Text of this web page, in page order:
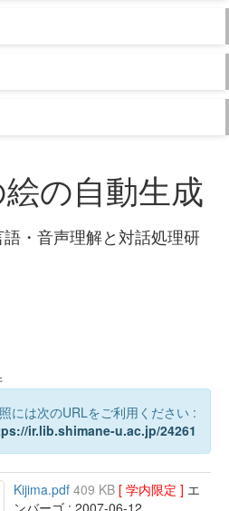
の自動生成
・音声理解と対話処理研
には次のURLをご利用ください :
ir.lib.shimane-u.ac.jp/24261
Kijima.pdf 409 KB [ 学内限定 ] エ